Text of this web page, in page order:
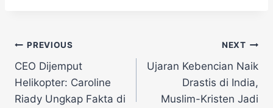
Navigasi
pos
PREVIOUS
CEO Dijemput
Helikopter: Caroline
Riady Ungkap Fakta di
NEXT
Ujaran Kebencian Naik
Drastis di India,
Muslim-Kristen Jadi